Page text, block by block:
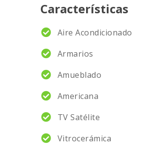
Características
Aire Acondicionado
Armarios
Amueblado
Americana
TV Satélite
Vitrocerámica